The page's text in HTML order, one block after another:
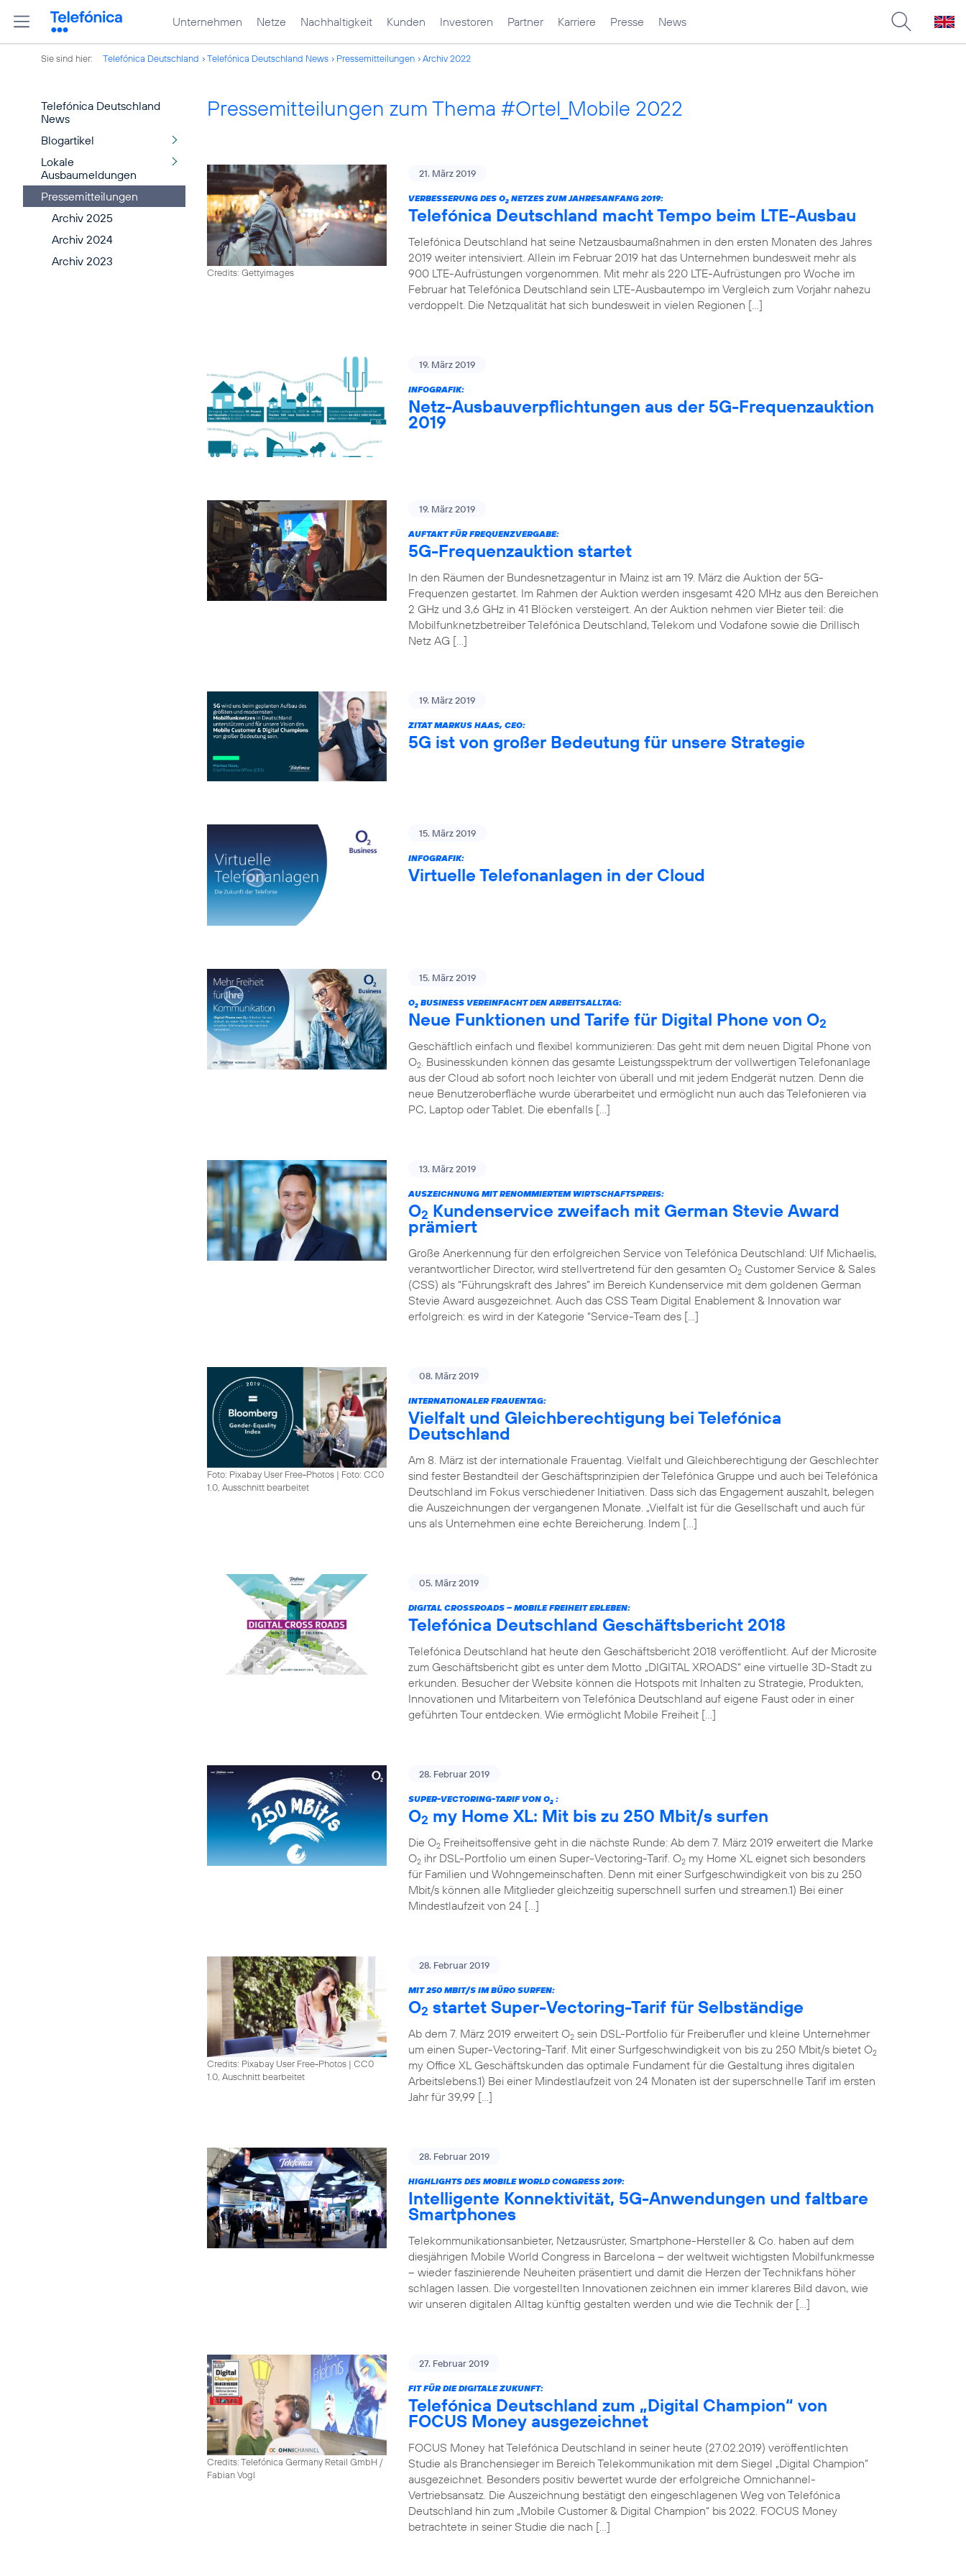
Unternehmen Netze Nachhaltigkeit Kunden Investoren Partner Karriere Presse News
Sie sind hier: Telefónica Deutschland Telefónica Deutschland News Pressemitteilungen Archiv 2022
Telefónica Deutschland
News
Blogartikel
Lokale
Ausbaumeldungen
Pressemitteilungen
Archiv 2025
Archiv 2024
Archiv 2023
Pressemitteilungen zum Thema #Ortel_Mobile 2022
Credits: Gettyimages
21. März 2019
VERBESSERUNG DES O2 NETZES ZUM JAHRESANFANG 2019:
Telefónica Deutschland macht Tempo beim LTE-Ausbau
Telefónica Deutschland hat seine Netzausbaumaßnahmen in den ersten Monaten des Jahres
2019 weiter intensiviert. Allein im Februar 2019 hat das Unternehmen bundesweit mehr als
900 LTE-Aufrüstungen vorgenommen. Mit mehr als 220 LTE-Aufrüstungen pro Woche im
Februar hat Telefónica Deutschland sein LTE-Ausbautempo im Vergleich zum Vorjahr nahezu
verdoppelt. Die Netzqualität hat sich bundesweit in vielen Regionen […]
19. März 2019
INFOGRAFIK:
Netz-Ausbauverpflichtungen aus der 5G-Frequenzauktion
2019
19. März 2019
AUFTAKT FÜR FREQUENZVERGABE:
5G-Frequenzauktion startet
In den Räumen der Bundesnetzagentur in Mainz ist am 19. März die Auktion der 5G-
Frequenzen gestartet. Im Rahmen der Auktion werden insgesamt 420 MHz aus den Bereichen
2 GHz und 3,6 GHz in 41 Blöcken versteigert. An der Auktion nehmen vier Bieter teil: die
Mobilfunknetzbetreiber Telefónica Deutschland, Telekom und Vodafone sowie die Drillisch
Netz AG […]
19. März 2019
ZITAT MARKUS HAAS, CEO:
5G ist von großer Bedeutung für unsere Strategie
15. März 2019
INFOGRAFIK:
Virtuelle Telefonanlagen in der Cloud
15. März 2019
O2 BUSINESS VEREINFACHT DEN ARBEITSALLTAG:
Neue Funktionen und Tarife für Digital Phone von O2
Geschäftlich einfach und flexibel kommunizieren: Das geht mit dem neuen Digital Phone von
O2 . Businesskunden können das gesamte Leistungsspektrum der vollwertigen Telefonanlage
aus der Cloud ab sofort noch leichter von überall und mit jedem Endgerät nutzen. Denn die
neue Benutzeroberfläche wurde überarbeitet und ermöglicht nun auch das Telefonieren via
PC, Laptop oder Tablet. Die ebenfalls […]
13. März 2019
AUSZEICHNUNG MIT RENOMMIERTEM WIRTSCHAFTSPREIS:
O2 Kundenservice zweifach mit German Stevie Award
prämiert
Große Anerkennung für den erfolgreichen Service von Telefónica Deutschland: Ulf Michaelis,
verantwortlicher Director, wird stellvertretend für den gesamten O2 Customer Service & Sales
(CSS) als “Führungskraft des Jahres” im Bereich Kundenservice mit dem goldenen German
Stevie Award ausgezeichnet. Auch das CSS Team Digital Enablement & Innovation war
erfolgreich: es wird in der Kategorie “Service-Team des […]
Foto: Pixabay User Free-Photos | Foto: CC0
1.0, Ausschnitt bearbeitet
08. März 2019
INTERNATIONALER FRAUENTAG:
Vielfalt und Gleichberechtigung bei Telefónica
Deutschland
Am 8. März ist der internationale Frauentag. Vielfalt und Gleichberechtigung der Geschlechter
sind fester Bestandteil der Geschäftsprinzipien der Telefónica Gruppe und auch bei Telefónica
Deutschland im Fokus verschiedener Initiativen. Dass sich das Engagement auszahlt, belegen
die Auszeichnungen der vergangenen Monate. „Vielfalt ist für die Gesellschaft und auch für
uns als Unternehmen eine echte Bereicherung. Indem […]
05. März 2019
DIGITAL CROSSROADS – MOBILE FREIHEIT ERLEBEN:
Telefónica Deutschland Geschäftsbericht 2018
Telefónica Deutschland hat heute den Geschäftsbericht 2018 veröffentlicht. Auf der Microsite
zum Geschäftsbericht gibt es unter dem Motto „DIGITAL XROADS“ eine virtuelle 3D-Stadt zu
erkunden. Besucher der Website können die Hotspots mit Inhalten zu Strategie, Produkten,
Innovationen und Mitarbeitern von Telefónica Deutschland auf eigene Faust oder in einer
geführten Tour entdecken. Wie ermöglicht Mobile Freiheit […]
28. Februar 2019
SUPER-VECTORING-TARIF VON O2 :
O2 my Home XL: Mit bis zu 250 Mbit/s surfen
Die O2 Freiheitsoffensive geht in die nächste Runde: Ab dem 7. März 2019 erweitert die Marke
O2 ihr DSL-Portfolio um einen Super-Vectoring-Tarif. O2 my Home XL eignet sich besonders
für Familien und Wohngemeinschaften. Denn mit einer Surfgeschwindigkeit von bis zu 250
Mbit/s können alle Mitglieder gleichzeitig superschnell surfen und streamen.1) Bei einer
Mindestlaufzeit von 24 […]
Credits: Pixabay User Free-Photos | CC0
1.0, Auschnitt bearbeitet
28. Februar 2019
MIT 250 MBIT/S IM BÜRO SURFEN:
O2 startet Super-Vectoring-Tarif für Selbständige
Ab dem 7. März 2019 erweitert O2 sein DSL-Portfolio für Freiberufler und kleine Unternehmer
um einen Super-Vectoring-Tarif. Mit einer Surfgeschwindigkeit von bis zu 250 Mbit/s bietet O2
my Office XL Geschäftskunden das optimale Fundament für die Gestaltung ihres digitalen
Arbeitslebens.1) Bei einer Mindestlaufzeit von 24 Monaten ist der superschnelle Tarif im ersten
Jahr für 39,99 […]
28. Februar 2019
HIGHLIGHTS DES MOBILE WORLD CONGRESS 2019:
Intelligente Konnektivität, 5G-Anwendungen und faltbare
Smartphones
Telekommunikationsanbieter, Netzausrüster, Smartphone-Hersteller & Co. haben auf dem
diesjährigen Mobile World Congress in Barcelona – der weltweit wichtigsten Mobilfunkmesse
– wieder faszinierende Neuheiten präsentiert und damit die Herzen der Technikfans höher
schlagen lassen. Die vorgestellten Innovationen zeichnen ein immer klareres Bild davon, wie
wir unseren digitalen Alltag künftig gestalten werden und wie die Technik der […]
Credits: Telefónica Germany Retail GmbH /
Fabian Vogl
27. Februar 2019
FIT FÜR DIE DIGITALE ZUKUNFT:
Telefónica Deutschland zum „Digital Champion“ von
FOCUS Money ausgezeichnet
FOCUS Money hat Telefónica Deutschland in seiner heute (27.02.2019) veröffentlichten
Studie als Branchensieger im Bereich Telekommunikation mit dem Siegel „Digital Champion“
ausgezeichnet. Besonders positiv bewertet wurde der erfolgreiche Omnichannel-
Vertriebsansatz. Die Auszeichnung bestätigt den eingeschlagenen Weg von Telefónica
Deutschland hin zum „Mobile Customer & Digital Champion“ bis 2022. FOCUS Money
betrachtete in seiner Studie die nach […]